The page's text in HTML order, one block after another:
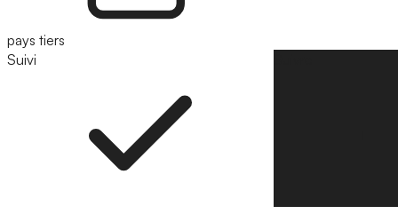
pays tiers
Suivi